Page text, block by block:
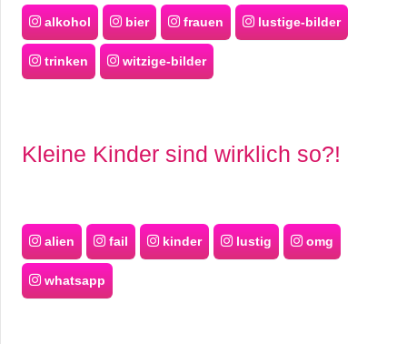
alkohol bier frauen lustige-bilder
trinken witzige-bilder
Kleine Kinder sind wirklich so?!
alien fail kinder lustig omg
whatsapp